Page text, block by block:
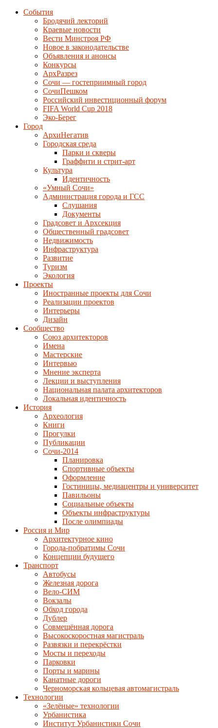
События
Бродячий лекторий
Краевые новости
Вести Минстроя РФ
Новое в законодательстве
Объявления и анонсы
Конкурсы
АрхРазрез
Сочи — гостеприимный город
СочиПешком
Российский инвестиционный форум
FIFA World Cup 2018
Эко-Берег
Город
АрхиНегатив
Городская среда
Парки и скверы
Граффити и стрит-арт
Культура
Идентичность
«Умный Сочи»
Администрация города и ГСС
Слушания
Документы
Градсовет и Архсекция
Общественный градсовет
Недвижимость
Инфраструктура
Развитие
Туризм
Экология
Проекты
Иностранные проекты для Сочи
Реализации проектов
Интерьеры
Дизайн
Сообщество
Союз архитекторов
Имена
Мастерские
Интервью
Мнение эксперта
Лекции и выступления
Национальная палата архитекторов
Локальная идентичность
История
Археология
Книги
Прогулки
Публикации
Сочи-2014
Планировка
Спортивные объекты
Оформление
Гостиницы, медиацентры и университет
Павильоны
Социальные объекты
Объекты инфраструктуры
После олимпиады
Россия и Мир
Архитектурное кино
Города-побратимы Сочи
Концепции будущего
Транспорт
Автобусы
Железная дорога
Вело-СИМ
Вокзалы
Обход города
Дублер
Совмещённая дорога
Высокоскоростная магистраль
Развязки и перекрёстки
Мосты и переходы
Парковки
Порты и марины
Канатные дороги
Черноморская кольцевая автомагистраль
Технологии
«Зелёные» технологии
Урбанистика
Институт Урбанистики Сочи